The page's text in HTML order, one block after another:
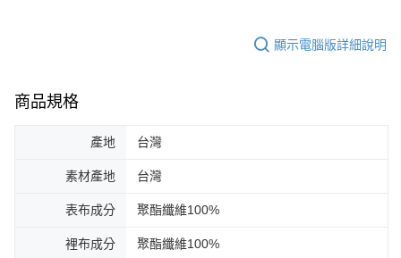
顯示電腦版詳細說明
商品規格
產地 台灣
素材產地 台灣
表布成分 聚酯纖維100%
裡布成分 聚酯纖維100%